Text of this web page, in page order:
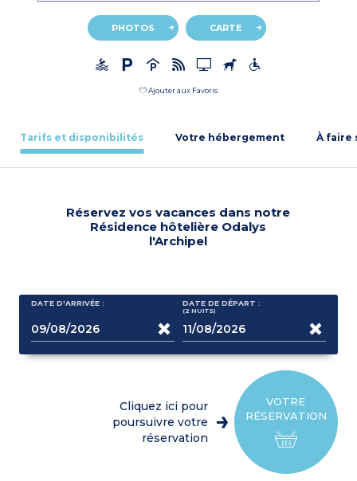
PHOTOS CARTE
Ajouter aux Favoris
Tarifs et disponibilités Votre hébergement À faire
Réservez vos vacances dans notre
Résidence hôtelière Odalys
l'Archipel
DATE D'ARRIVÉE : DATE DE DÉPART :
(2 NUITS)
VOTRE
RÉSERVATION
Cliquez ici pour
poursuivre votre
réservation